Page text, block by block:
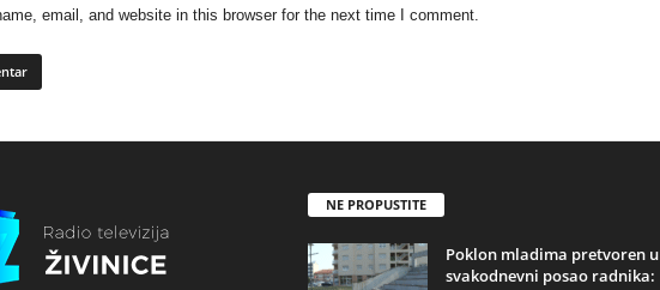
email, and website in this browser for the next time I comment.
NE PROPUSTITE
Poklon mladima pretvoren u
svakodnevni posao radnika: